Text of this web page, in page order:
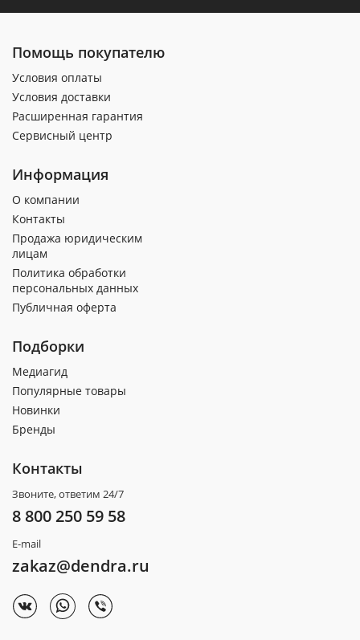
Помощь покупателю
Условия оплаты
Условия доставки
Расширенная гарантия
Сервисный центр
Информация
О компании
Контакты
Продажа юридическим
лицам
Политика обработки
персональных данных
Публичная оферта
Подборки
Медиагид
Популярные товары
Новинки
Бренды
Контакты
Звоните, ответим 24/7
8 800 250 59 58
E-mail
zakaz@dendra.ru